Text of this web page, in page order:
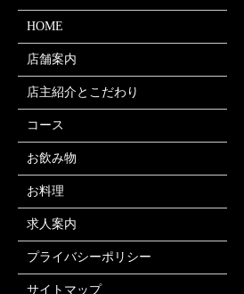
HOME
店舗案内
店主紹介とこだわり
コース
お飲み物
お料理
求人案内
プライバシーポリシー
サイトマップ